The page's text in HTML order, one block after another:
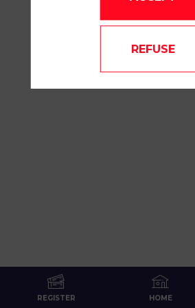
TALK ABOUT
REGISTER HOME
REFUSE